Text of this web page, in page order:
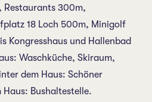
Restaurants 300m,
18 Loch 500m, Minigolf
Kongresshaus und Hallenbad
Waschküche, Skiraum,
dem Haus: Schöner
Haus: Bushaltestelle.